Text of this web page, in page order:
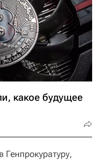
какое будущее
Генпрокуратуру,